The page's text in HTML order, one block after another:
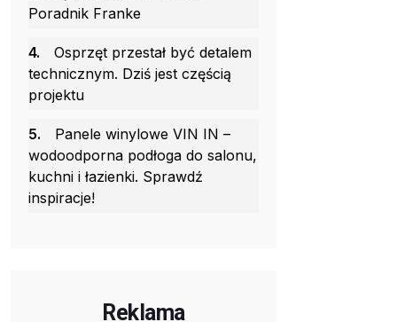
Poradnik Franke
4.
Osprzęt przestał być detalem
technicznym. Dziś jest częścią
projektu
5.
Panele winylowe VIN IN –
wodoodporna podłoga do salonu,
kuchni i łazienki. Sprawdź
inspiracje!
Reklama